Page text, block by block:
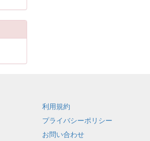
利用規約
プライバシーポリシー
お問い合わせ